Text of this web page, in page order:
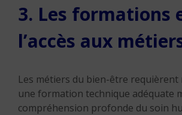
3. Les formations
l’accès aux
Les métiers du bien-être
une formation technique adéquate
compréhension profonde du soin